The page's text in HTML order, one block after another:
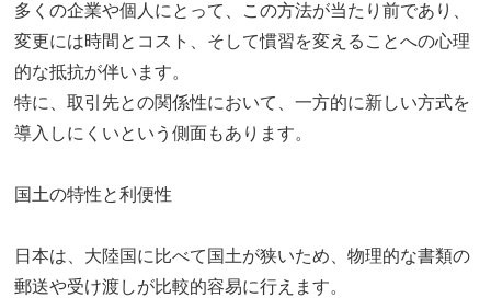
多くの企業や個人にとって、この方法が当たり前であり、
変更には時間とコスト、そして慣習を変えることへの心理
的な抵抗が伴います。
特に、取引先との関係性において、一方的に新しい方式を
導入しにくいという側面もあります。
国土の特性と利便性
日本は、大陸国に比べて国土が狭いため、物理的な書類の
郵送や受け渡しが比較的容易に行えます。